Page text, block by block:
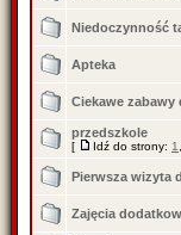
Niedoczynność
Apteka
Ciekawe zabawy
przedszkole
[ Idź do strony: 1
Pierwsza wizyta
Zajęcia